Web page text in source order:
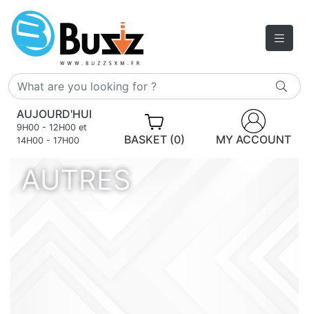
AUJOURD'HUI
9H00 - 12H00 et
14H00 - 17H00
BASKET (0) MY ACCOUNT
AUTRES